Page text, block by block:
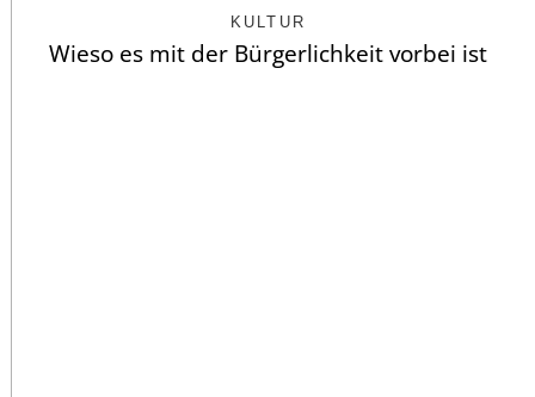
KULTUR
Wieso es mit der Bürgerlichkeit vorbei ist